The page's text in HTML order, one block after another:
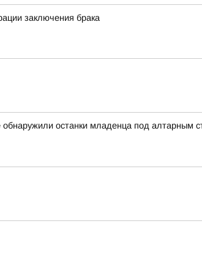
заключения брака
останки младенца под алтарным